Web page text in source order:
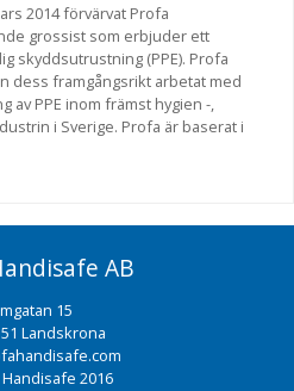
2014 förvärvat Profa
grossist som erbjuder ett
skyddsutrustning (PPE). Profa
dess framgångsrikt arbetat med
av PPE inom främst hygien -,
i Sverige. Profa är baserat i
AB
15
51 Landskrona
2016